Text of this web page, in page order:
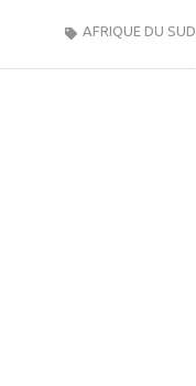
AFRIQUE DU SUD